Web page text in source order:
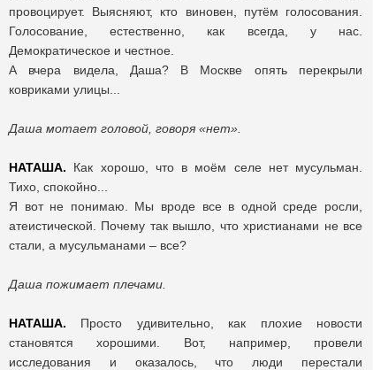
провоцирует. Выясняют, кто виновен, путём голосования.
Голосование, естественно, как всегда, у нас.
Демократическое и честное.
А вчера видела, Даша? В Москве опять перекрыли
ковриками улицы...
Даша мотает головой, говоря «нет».
НАТАША. Как хорошо, что в моём селе нет мусульман.
Тихо, спокойно...
Я вот не понимаю. Мы вроде все в одной среде росли,
атеистической. Почему так вышло, что христианами не все
стали, а мусульманами – все?
Даша пожимает плечами.
НАТАША. Просто удивительно, как плохие новости
становятся хорошими. Вот, например, провели
исследования и оказалось, что люди перестали